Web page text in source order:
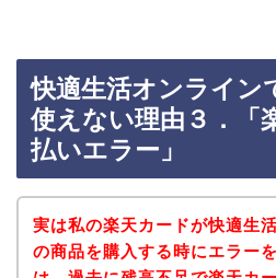
快適生活オンライン
使えない理由３．「
払いエラー」
実は私の楽天カードが快適生
の商品を購入する時にエラー